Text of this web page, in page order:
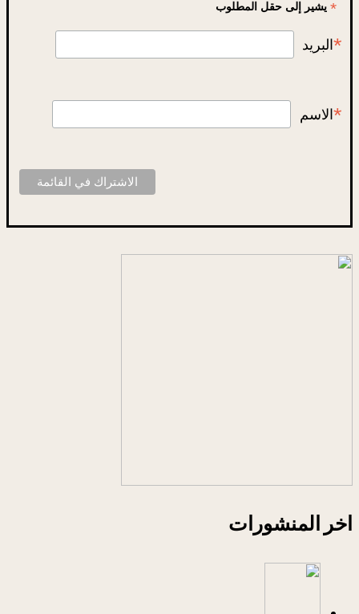
*يشير إلى حقل المطلوب
* البريد
*الاسم
اخر المنشورات